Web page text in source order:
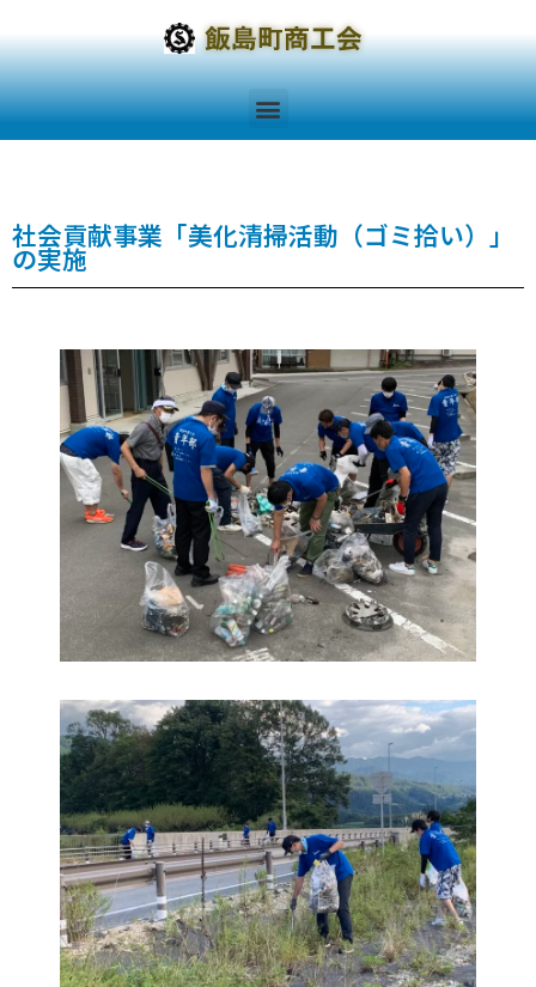
社会貢献事業「美化清掃活動（ゴミ拾い）」
の実施